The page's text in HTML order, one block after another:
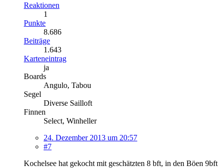
Reaktionen
1
Punkte
8.686
Beiträge
1.643
Karteneintrag
ja
Boards
Angulo, Tabou
Segel
Diverse Sailloft
Finnen
Select, Winheller
24. Dezember 2013 um 20:57
#7
Kochelsee hat gekocht mit geschätzten 8 bft, in den Böen 9bft